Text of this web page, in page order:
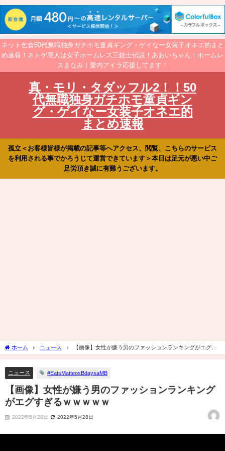
ネット乞食50代無職独身ガチホモ童貞ギング・ゲイなー女装子オネエ的まと
め速報！ネトゲ廃人は女子ホームレス三銃士伝説！あおいちゃん！ホームレ
スまなみ！愛内アイラ応援してます！
真・モリ・タダッフル2！！50
代無職独身ガチホモ童貞ギン
グ・ゲイなー女装子オネエ的
まとめ速報
孤立＜お客様皆様が掲載の記事等へアクセス、閲覧、こちらのサービス
を利用される事でかろうじて運営できています＞本日は足元が悪い中ご
足労頂き誠に有難うございます。
ホーム ニュース
【画像】女性が嫌う男のファッションランキングがエグす
ぎるｗｗｗｗｗ
ニュース #EatsMatteosBdaysaMB
【画像】女性が嫌う男のファッションランキング
がエグすぎるｗｗｗｗｗ
2022年5月28日 2022年5月28日